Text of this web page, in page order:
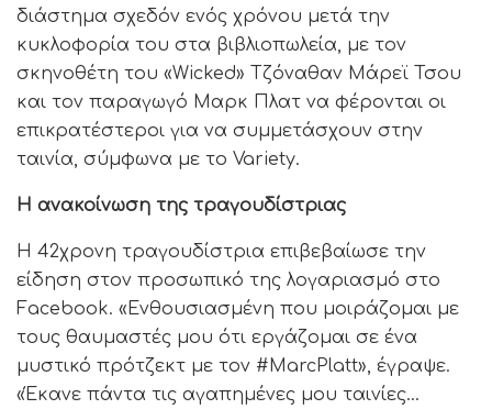
διάστημα σχεδόν ενός χρόνου μετά την
κυκλοφορία του στα βιβλιοπωλεία, με τον
σκηνοθέτη του «Wicked» Τζόναθαν Μάρεϊ Τσου
και τον παραγωγό Μαρκ Πλατ να φέρονται οι
επικρατέστεροι για να συμμετάσχουν στην
ταινία, σύμφωνα με το Variety.
Η ανακοίνωση της τραγουδίστριας
Η 42χρονη τραγουδίστρια επιβεβαίωσε την
είδηση στον προσωπικό της λογαριασμό στο
Facebook. «Ενθουσιασμένη που μοιράζομαι με
τους θαυμαστές μου ότι εργάζομαι σε ένα
μυστικό πρότζεκτ με τον #MarcPlatt», έγραψε.
«Έκανε πάντα τις αγαπημένες μου ταινίες…